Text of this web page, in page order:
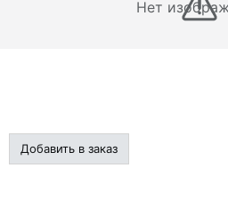
Нет
Добавить в заказ